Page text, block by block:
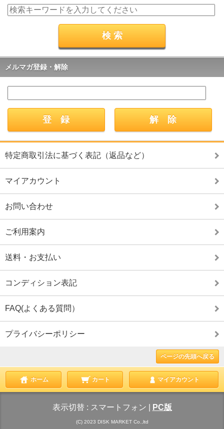
メルマガ登録・解除
特定商取引法に基づく表記（返品など）
マイアカウント
お問い合わせ
ご利用案内
送料・お支払い
コンディション表記
FAQ(よくある質問）
プライバシーポリシー
ページの先頭へ戻る
ホーム カート マイアカウント
表示切替 : スマートフォン PC版
(C) 2023 DISK MARKET Co.,ltd